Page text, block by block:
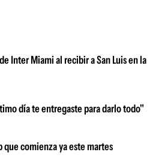
Inter Miami al recibir a San Luis en la
día te entregaste para darlo todo"
que comienza ya este martes